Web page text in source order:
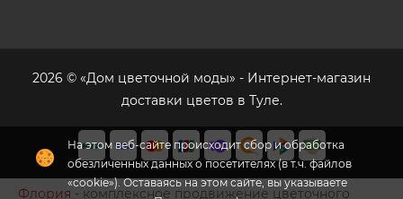
На этом веб-сайте происходит сбор и обработка
обезличенных данных о посетителях (в т.ч. файлов
«cookie»). Оставаясь на этом сайте, вы указываете
2026 © «Дом цветочной моды» - Интернет-магазин
доставки цветов в Туле.
Флория - комплексное продвижение цветочного